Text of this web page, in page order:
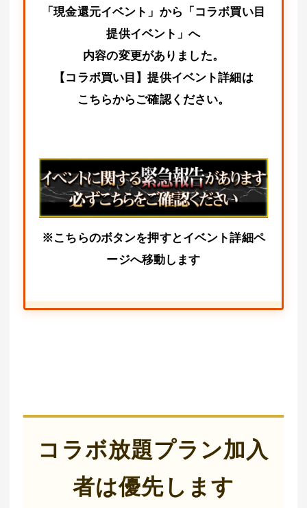
「現金還元イベント」から「コラボ買い目
提供イベント」へ
内容の変更がありました。
【コラボ買い目】提供イベント詳細は
こちらからご確認ください。
※こちらのボタンを押すとイベント詳細ペ
ージへ移動します
コラボ放題プラン加入
者は優先します